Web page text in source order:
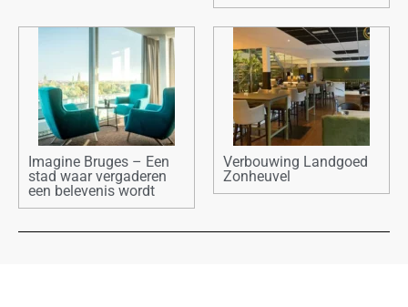
Imagine Bruges – Een
stad waar vergaderen
een belevenis wordt
Verbouwing Landgoed
Zonheuvel